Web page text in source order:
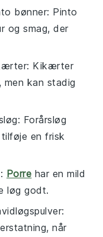
bønner: Pinto
og smag, der
: Kikærter
men kan stadig
: Forårsløg
en frisk
: Porre har en mild
løg godt.
:
når